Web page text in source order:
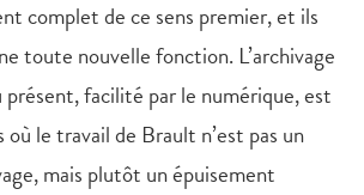
complet de ce sens premier, et ils
toute nouvelle fonction. L’archivage
facilité par le numérique, est
où le travail de Brault n’est pas un
mais plutôt un épuisement